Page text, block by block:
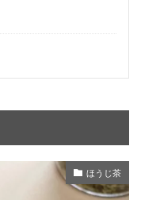
ほうじ茶